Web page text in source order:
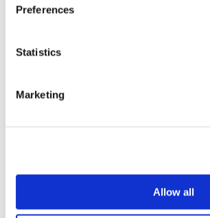
Preferences
Statistics
Marketing
Allow all
Mer om realtidsmätaren
Har du frågor är du välkommen att
kundservice.